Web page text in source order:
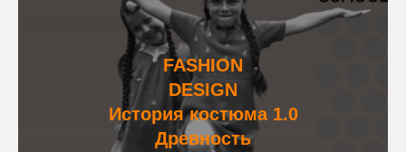
FASHION
DESIGN
История костюма 1.0
Древность